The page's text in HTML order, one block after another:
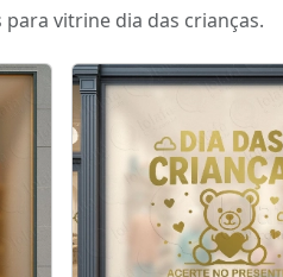
vitrine dia das crianças.